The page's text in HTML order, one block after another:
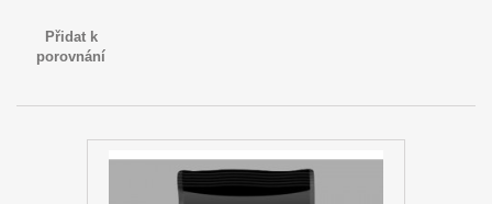
Přidat k
porovnání